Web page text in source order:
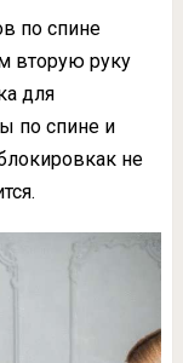
по спине
вторую руку
для
по спине и
не